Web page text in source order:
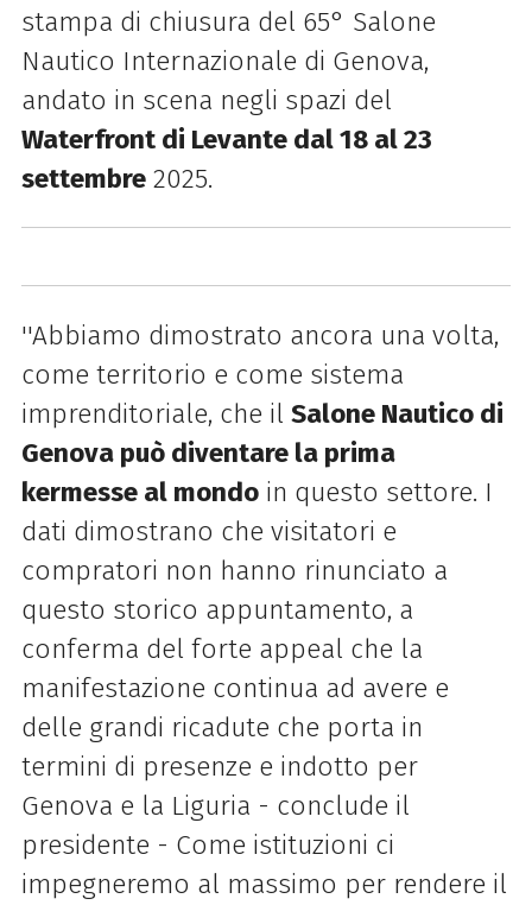
stampa di chiusura del 65° Salone
Nautico Internazionale di Genova,
andato in scena negli spazi del
Waterfront di Levante dal 18 al 23
settembre2025.
''Abbiamo dimostrato ancora una volta,
come territorio e come sistema
imprenditoriale, che il Salone Nautico di
Genova può diventare la prima
kermesse al mondoin questo settore. I
dati dimostrano che visitatori e
compratori non hanno rinunciato a
questo storico appuntamento, a
conferma del forte appeal che la
manifestazione continua ad avere e
delle grandi ricadute che porta in
termini di presenze e indotto per
Genova e la Liguria - conclude il
presidente - Come istituzioni ci
impegneremo al massimo per rendere il